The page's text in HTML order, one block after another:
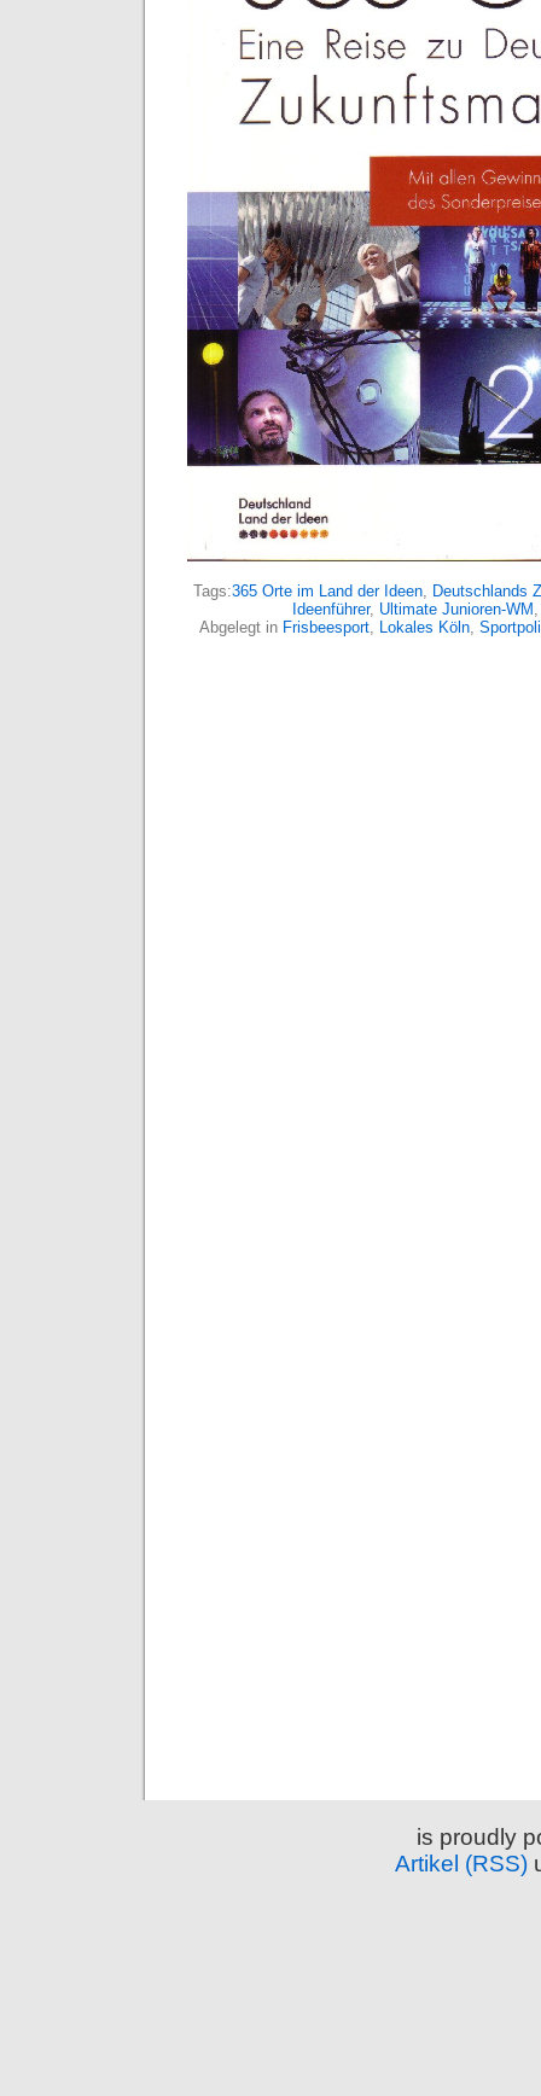
Tags:365 Orte im Land der Ideen, Deutschlands
Ideenführer, Ultimate Junioren-WM
Abgelegt in Frisbeesport, Lokales Köln,
is proudly
Artikel (RSS)